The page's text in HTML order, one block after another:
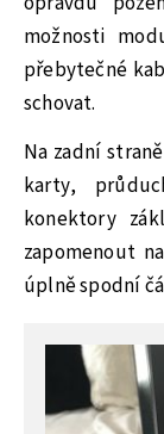
možnosti
přebytečné
schovat.
Na zadní
karty,
konektory
zapomenout
úplně spodní